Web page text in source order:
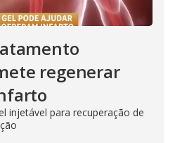
regenerar
injetável para recuperação de